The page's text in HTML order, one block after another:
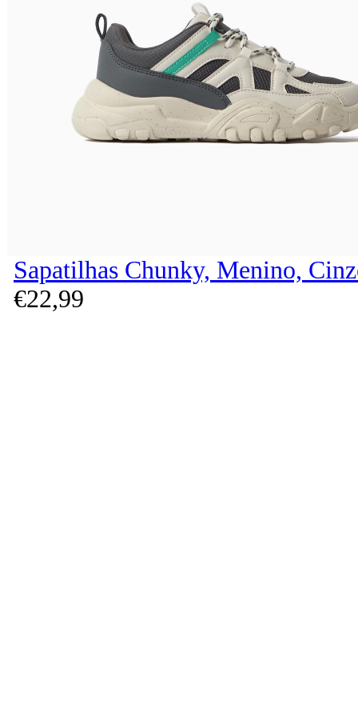
Sapatilhas Chunky, Menino,
€22,99